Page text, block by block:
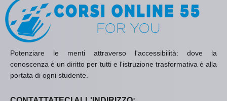
Potenziare le menti attraverso l'accessibilità: dove la
conoscenza è un diritto per tutti e l'istruzione trasformativa è alla
portata di ogni studente.